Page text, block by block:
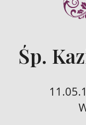
Śp.